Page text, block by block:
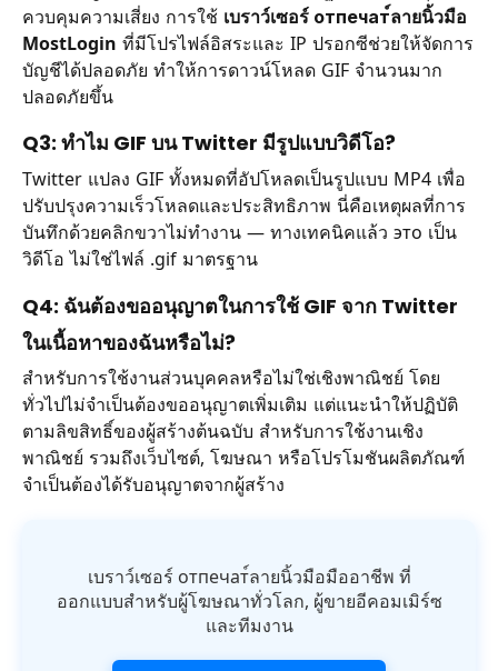
ควบคุมความเสี่ยง การใช้ เบราว์เซอร์ отпечат์ลายนิ้วมือ
MostLogin ที่มีโปรไฟล์อิสระและ IP ปรอกซีช่วยให้จัดการ
บัญชีได้ปลอดภัย ทำให้การดาวน์โหลด GIF จำนวนมาก
ปลอดภัยขึ้น
Q3: ทำไม GIF บน Twitter มีรูปแบบวิดีโอ?
Twitter แปลง GIF ทั้งหมดที่อัปโหลดเป็นรูปแบบ MP4 เพื่อ
ปรับปรุงความเร็วโหลดและประสิทธิภาพ นี่คือเหตุผลที่การ
บันทึกด้วยคลิกขวาไม่ทำงาน — ทางเทคนิคแล้ว это เป็น
วิดีโอ ไม่ใช่ไฟล์ .gif มาตรฐาน
Q4: ฉันต้องขออนุญาตในการใช้ GIF จาก Twitter
ในเนื้อหาของฉันหรือไม่?
สำหรับการใช้งานส่วนบุคคลหรือไม่ใช่เชิงพาณิชย์ โดย
ทั่วไปไม่จำเป็นต้องขออนุญาตเพิ่มเติม แต่แนะนำให้ปฏิบัติ
ตามลิขสิทธิ์ของผู้สร้างต้นฉบับ สำหรับการใช้งานเชิง
พาณิชย์ รวมถึงเว็บไซต์, โฆษณา หรือโปรโมชันผลิตภัณฑ์
จำเป็นต้องได้รับอนุญาตจากผู้สร้าง
เบราว์เซอร์ отпечат์ลายนิ้วมือมืออาชีพ ที่
ออกแบบสำหรับผู้โฆษณาทั่วโลก, ผู้ขายอีคอมเมิร์ซ
และทีมงาน